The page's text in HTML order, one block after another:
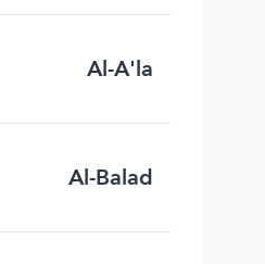
Al-A'la
Al-Balad